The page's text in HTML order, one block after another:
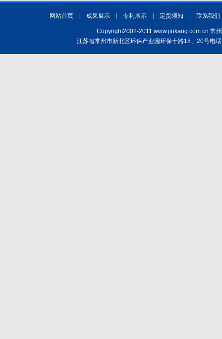
网站首页 成果展示 专利展示 定货须知 联系我们
Copyright2002-2011 www.jinkang.com.cn 常
江苏省常州市新北区环保产业园环保十路18、20号电